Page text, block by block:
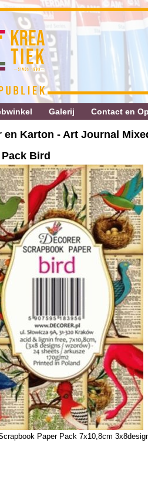
Galerij Contact en
en Karton - Art Journal
Pack Bird
Paper Pack 7x10,8cm